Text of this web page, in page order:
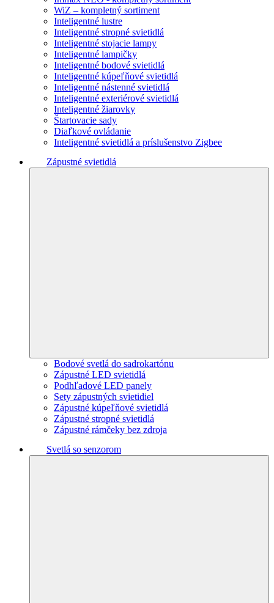
WiZ – kompletný sortiment
Inteligentné lustre
Inteligentné stropné svietidlá
Inteligentné stojacie lampy
Inteligentné lampičky
Inteligentné bodové svietidlá
Inteligentné kúpeľňové svietidlá
Inteligentné nástenné svietidlá
Inteligentné exteriérové svietidlá
Inteligentné žiarovky
Štartovacie sady
Diaľkové ovládanie
Inteligentné svietidlá a príslušenstvo Zigbee
Zápustné svietidlá
Bodové svetlá do sadrokartónu
Zápustné LED svietidlá
Podhľadové LED panely
Sety zápustných svietidiel
Zápustné kúpeľňové svietidlá
Zápustné stropné svietidlá
Zápustné rámčeky bez zdroja
Svetlá so senzorom